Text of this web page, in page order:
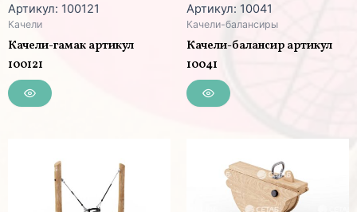
Артикул: 100121
Качели
Качели-гамак артикул
100121
Артикул: 10041
Качели-балансиры
Качели-балансир артикул
10041